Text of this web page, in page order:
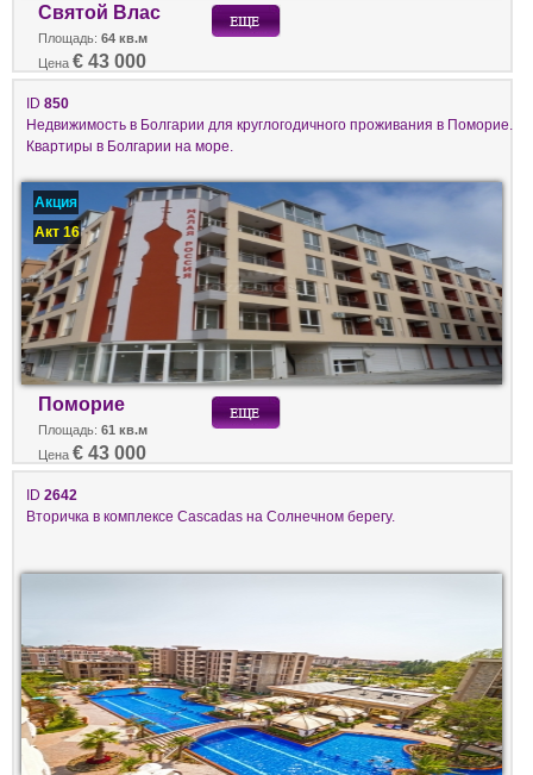
Святой Влас
Площадь: 64 кв.м
Цена € 43 000
ID 850
Недвижимость в Болгарии для круглогодичного проживания в Поморие.
Квартиры в Болгарии на море.
Акция
Акт 16
Поморие
Площадь: 61 кв.м
Цена € 43 000
ID 2642
Вторичка в комплексе Cascadas на Солнечном берегу.